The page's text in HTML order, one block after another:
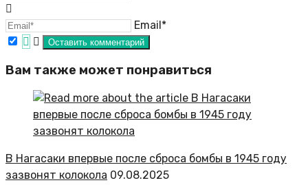
Email*
Вам также может понравиться
В Нагасаки впервые после сброса бомбы в 1945 году
зазвонят колокола 09.08.2025